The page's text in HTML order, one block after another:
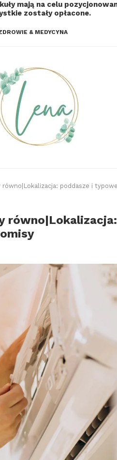
mają na celu
zostały opłacone.
& MEDYCYNA
równo|Lokalizacja: poddasze i
równo|Lokalizacja: